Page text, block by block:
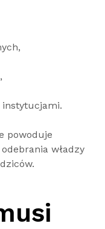
powoduje
władzy